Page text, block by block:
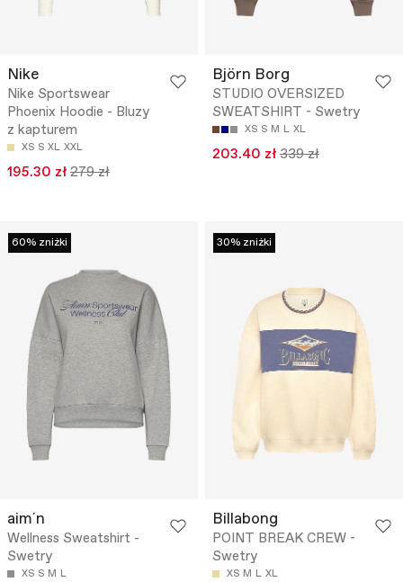
Nike
Nike Sportswear
Phoenix Hoodie - Bluzy
z kapturem
XS S XL XXL
195.30 zł 279 zł
Björn Borg
STUDIO OVERSIZED
SWEATSHIRT - Swetry
XS S M L XL
203.40 zł 339 zł
60% zniżki
aim´n
Wellness Sweatshirt -
Swetry
XS S M L
30% zniżki
Billabong
POINT BREAK CREW -
Swetry
XS M L XL